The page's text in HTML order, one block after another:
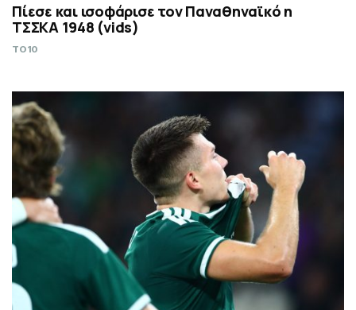
Πίεσε και ισοφάρισε τον Παναθηναϊκό η
ΤΣΣΚΑ 1948 (vids)
TO10